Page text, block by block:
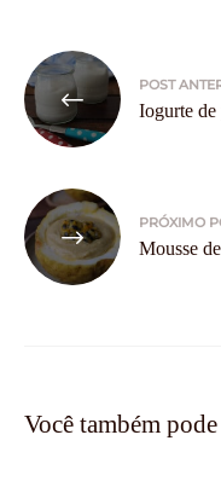
Navegação
de
Post
POST
Iogurte de
PRÓXIMO
Mousse
Você também